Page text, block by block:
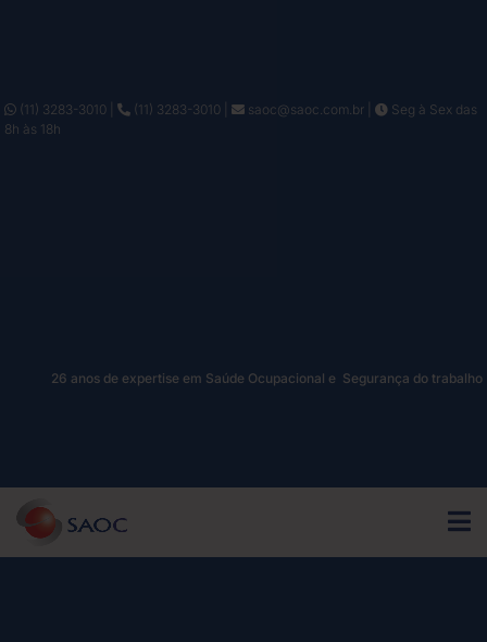
(11) 3283-3010 | (11) 3283-3010 | saoc@saoc.com.br |
Seg à Sex das
8h às 18h
26 anos de expertise em Saúde Ocupacional e Segurança do trabalho